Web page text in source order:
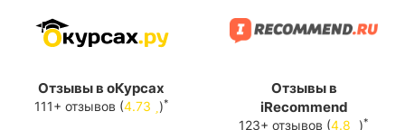
Отзывы в оКурсах
111+ отзывов (4.73 )*
Отзывы в
iRecommend
123+ отзывов (4.8 )*